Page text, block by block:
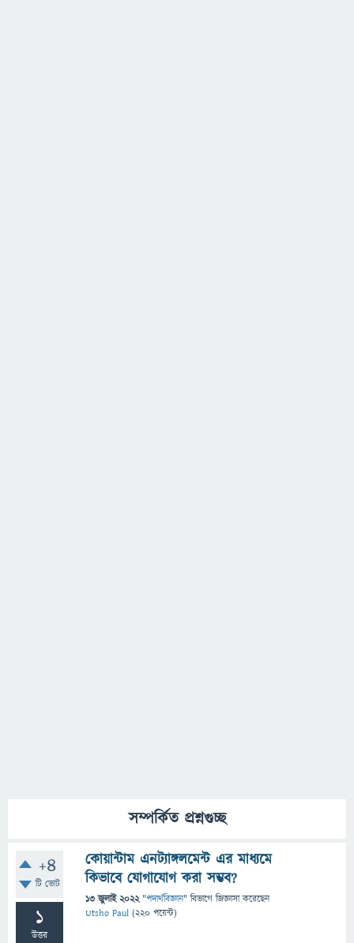
সম্পর্কিত প্রশ্নগুচ্ছ
+4
টি ভোট
1
উত্তর
কোয়ান্টাম এনট্যাঙ্গলমেন্ট এর মাধ্যমে
কিভাবে যোগাযোগ করা সম্ভব?
13 জুলাই 2022 "পদার্থবিজ্ঞান" বিভাগে জিজ্ঞাসাকরেছেন
Utsho Paul (220 পয়েন্ট)